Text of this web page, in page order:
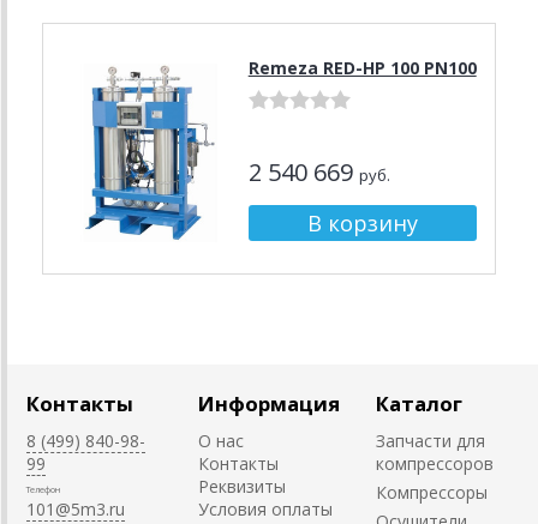
Remeza RED-HP 100 PN100
2 540 669 руб.
Контакты
8 (499) 840-98-
99
Телефон
101@5m3.ru
Информация
О нас
Контакты
Реквизиты
Условия оплаты
Каталог
Запчасти для
компрессоров
Компрессоры